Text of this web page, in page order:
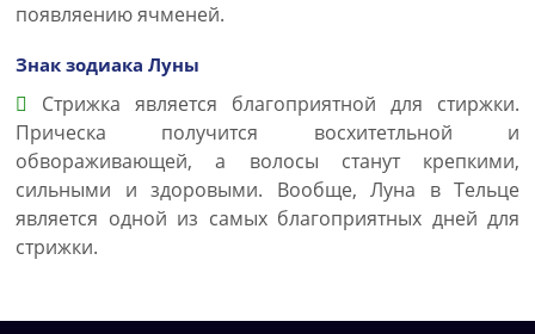
появляению ячменей.
Знак зодиака Луны
Стрижка является благоприятной для стиржки.
Прическа получится восхитетльной и
обвораживающей, а волосы станут крепкими,
сильными и здоровыми. Вообще, Луна в Тельце
является одной из самых благоприятных дней для
стрижки.